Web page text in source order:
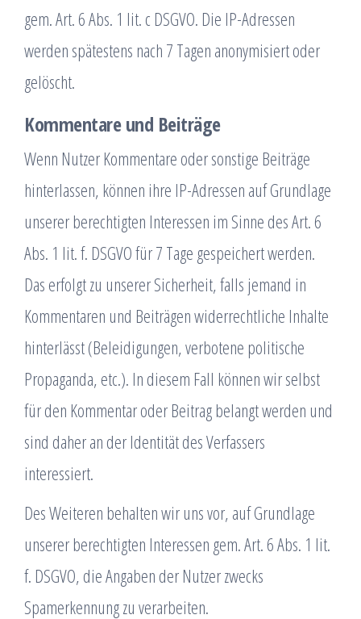
gem. Art. 6 Abs. 1 lit. c DSGVO. Die IP-Adressen
werden spätestens nach 7 Tagen anonymisiert oder
gelöscht.
Kommentare und Beiträge
Wenn Nutzer Kommentare oder sonstige Beiträge
hinterlassen, können ihre IP-Adressen auf Grundlage
unserer berechtigten Interessen im Sinne des Art. 6
Abs. 1 lit. f. DSGVO für 7 Tage gespeichert werden.
Das erfolgt zu unserer Sicherheit, falls jemand in
Kommentaren und Beiträgen widerrechtliche Inhalte
hinterlässt (Beleidigungen, verbotene politische
Propaganda, etc.). In diesem Fall können wir selbst
für den Kommentar oder Beitrag belangt werden und
sind daher an der Identität des Verfassers
interessiert.
Des Weiteren behalten wir uns vor, auf Grundlage
unserer berechtigten Interessen gem. Art. 6 Abs. 1 lit.
f. DSGVO, die Angaben der Nutzer zwecks
Spamerkennung zu verarbeiten.